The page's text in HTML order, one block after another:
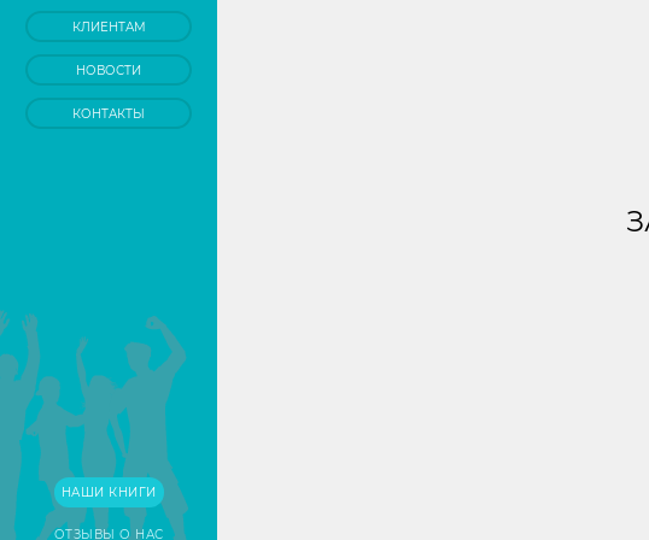
КЛИЕНТАМ
НОВОСТИ
КОНТАКТЫ
НАШИ КНИГИ
ОТЗЫВЫ О НАС